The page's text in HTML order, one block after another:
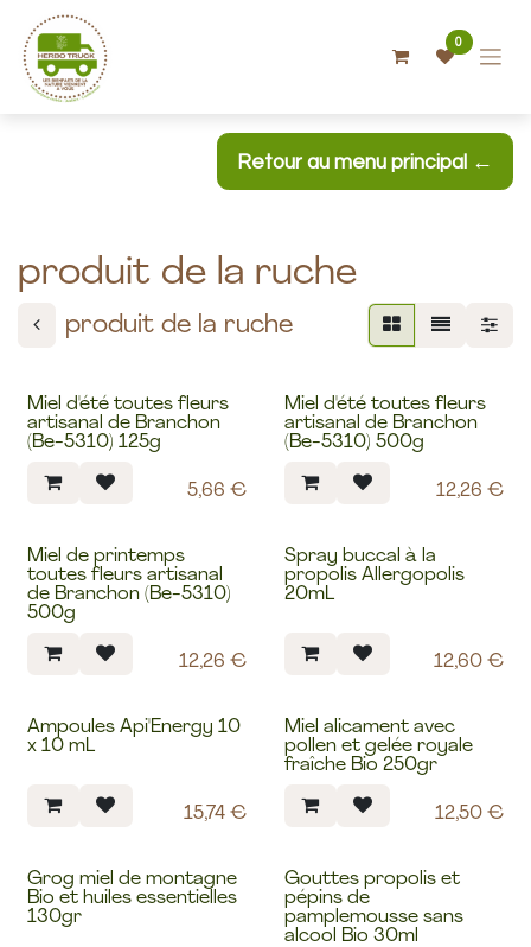
Se rendre au contenu
0
Retour au menu principal ←
produit de la ruche
produit de la ruche
Mes chouchous
Miel d'été toutes fleurs
artisanal de Branchon
(Be-5310) 125g
5,66 € Mes chouchous
Miel d'été toutes fleurs
artisanal de Branchon
(Be-5310) 500g
12,26 €
Mes chouchous
Miel de printemps
toutes fleurs artisanal
de Branchon (Be-5310)
500g
12,26 € Produit de saison
Spray buccal à la
propolis Allergopolis
20mL
12,60€
Produit de saison
Ampoules Api'Energy 10
x 10 mL
15,74€
Miel alicament avec
pollen et gelée royale
fraîche Bio 250gr
12,50€
Grog miel de montagne
Bio et huiles essentielles
130gr
Gouttes propolis et
pépins de
pamplemousse sans
alcool Bio 30ml